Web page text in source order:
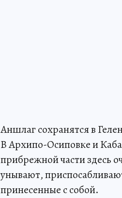
Аншлаг сохранятся в
В Архипо-Осиповке и
прибрежной части здесь
унывают,
принесенные с собой.